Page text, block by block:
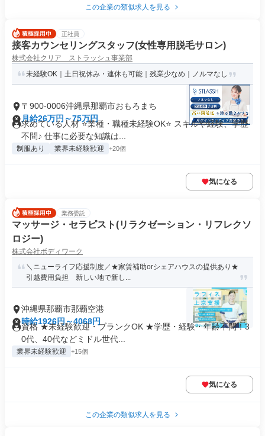
この企業の類似求人を見る
正社員
接客カウンセリングスタッフ(女性専用脱毛サロン)
株式会社クリア ストラッシュ事業部
未経験OK｜土日祝休み・連休も可能｜残業少なめ｜ノルマなし
〒900-0006沖縄県那覇市おもろまち
月給26万円～75万円
求めている人材 ⭐業種・職種未経験OK⭐ スキルや経験、学歴
不問♪ 仕事に必要な知識は...
制服あり 業界未経験歓迎 +20個
気になる
業務委託
マッサージ・セラピスト(リラクゼーション・リフレクソ
ロジー)
株式会社ボディワーク
＼ニューライフ応援制度／★家賃補助orシェアハウスの提供あり★
引越費用負担 新しい地で新し...
沖縄県那覇市那覇空港
時給1926円～4068円
資格 ★未経験歓迎・ブランクOK ★学歴・経験・年齢不問！3
0代、40代などミドル世代...
業界未経験歓迎 +15個
気になる
この企業の類似求人を見る